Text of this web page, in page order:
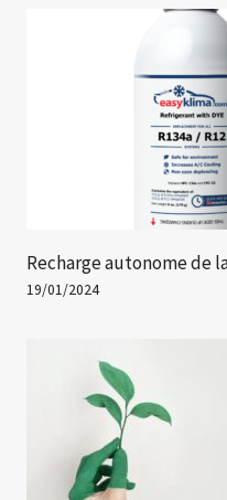
Recharge autonome de
19/01/2024